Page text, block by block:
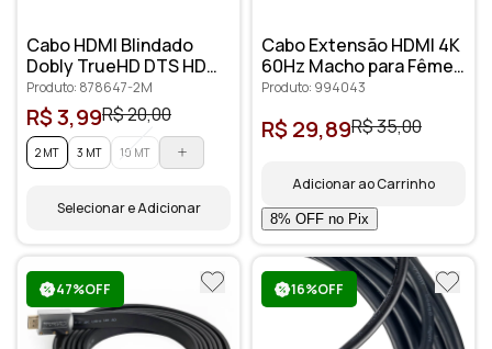
Cabo HDMI Blindado
Dobly TrueHD DTS HD
3D Audio 7.1
Produto: 878647-2M
R$ 3,99R$ 20,00
2 MT 3 MT 10 MT
Selecionar e Adicionar
Cabo Extensão HDMI 4K
60Hz Macho para Fêmea
2 metros
Produto: 994043
R$ 29,89R$ 35,00
Adicionar ao Carrinho
47%OFF 16%OFF